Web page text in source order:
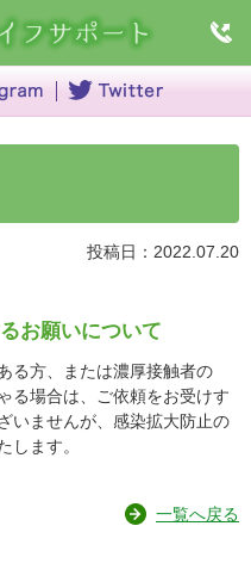
投稿日：2022.07.20
お願いについて
る方、または濃厚接触者の
る場合は、ご依頼をお受けす
いませんが、感染拡大防止の
します。
一覧へ戻る